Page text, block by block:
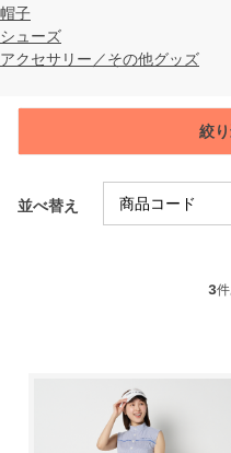
帽子
シューズ
アクセサリー／その他グッズ
絞
並べ替え
3